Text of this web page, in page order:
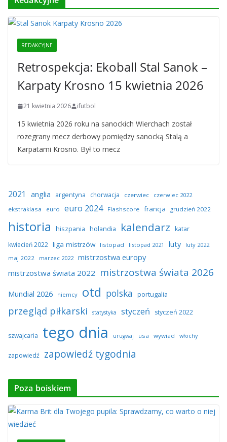
REDAKCYJNE
Retrospekcja: Ekoball Stal Sanok –
Karpaty Krosno 15 kwietnia 2026
21 kwietnia 2026 ifutbol
15 kwietnia 2026 roku na sanockich Wierchach został
rozegrany mecz derbowy pomiędzy sanocką Stalą a
Karpatami Krosno. Był to mecz
2021 anglia argentyna chorwacja czerwiec
czerwiec 2022
ekstraklasa
euro euro 2024 Flashscore francja grudzień 2022
historia hiszpania holandia kalendarz katar
kwiecień 2022 liga mistrzów listopad listopad 2021 luty
luty 2022
maj 2022
marzec 2022 mistrzostwa europy
mistrzostwa świata 2022 mistrzostwa świata 2026
Mundial 2026 niemcy otd polska portugalia
przegląd piłkarski statystyka styczeń styczeń 2022
szwajcaria tego dnia urugwaj usa wywiad włochy
zapowiedź zapowiedź tygodnia
Poza boiskiem